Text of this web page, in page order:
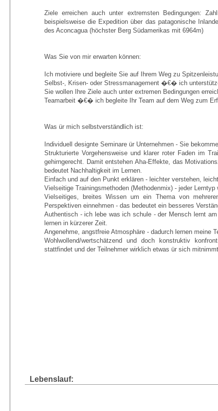
Ziele erreichen auch unter extremsten Bedingungen:
beispielsweise die Expedition über das patagonische
des Aconcagua (höchster Berg Südamerikas mit 6964m)
Was Sie von mir erwarten können:
Ich motiviere und begleite Sie auf Ihrem Weg zu
Selbst-, Krisen- oder Stressmanagement �€� ich
Sie wollen Ihre Ziele auch unter extremen Bedingungen
Teamarbeit �€� ich begleite Ihr Team auf dem Weg zum
Was ür mich selbstverständlich ist:
Individuell designte Seminare ür Unternehmen - Sie
Strukturierte Vorgehensweise und klarer roter Faden im
gehirngerecht. Damit entstehen Aha-Effekte, das
bedeutet Nachhaltigkeit im Lernen.
Einfach und auf den Punkt erklären - leichter verstehen,
Vielseitige Trainingsmethoden (Methodenmix) - jeder
Vielseitiges, breites Wissen um ein Thema von
Perspektiven einnehmen - das bedeutet ein besseres
Authentisch - ich lebe was ich schule - der Mensch lernt
lernen in kürzerer Zeit.
Angenehme, angstfreie Atmosphäre - dadurch lernen meine
Wohlwollend/wertschätzend und doch konstruktiv
stattfindet und der Teilnehmer wirklich etwas ür sich
Lebenslauf: